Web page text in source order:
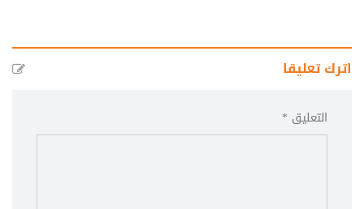
اترك تعليقا
التعليق *